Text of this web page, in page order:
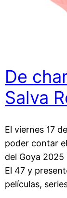
De
Salva
El viernes 17
poder contar
del Goya
El 47 y
películas,